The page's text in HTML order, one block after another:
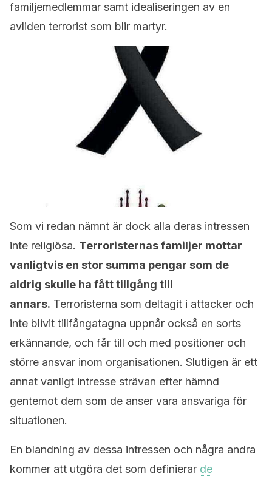
familjemedlemmar samt idealiseringen av en
avliden terrorist som blir martyr.
Som vi redan nämnt är dock alla deras intressen
inte religiösa. Terroristernas familjer mottar
vanligtvis en stor summa pengar som de
aldrig skulle ha fått tillgång till
annars. Terroristerna som deltagit i attacker och
inte blivit tillfångatagna uppnår också en sorts
erkännande, och får till och med positioner och
större ansvar inom organisationen. Slutligen är ett
annat vanligt intresse strävan efter hämnd
gentemot dem som de anser vara ansvariga för
situationen.
En blandning av dessa intressen och några andra
kommer att utgöra det som definierar de